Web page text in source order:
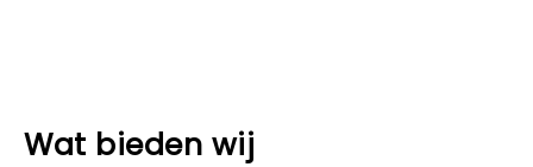
Wat bieden wij